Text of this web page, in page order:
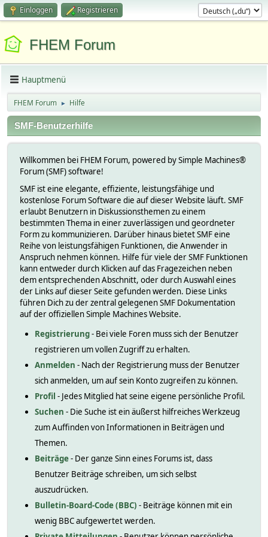
Einloggen Registrieren
FHEM Forum
Hauptmenü
FHEM Forum ► Hilfe
SMF-Benutzerhilfe
Willkommen bei FHEM Forum, powered by Simple Machines®
Forum (SMF) software!
SMF ist eine elegante, effiziente, leistungsfähige und
kostenlose Forum Software die auf dieser Website läuft. SMF
erlaubt Benutzern in Diskussionsthemen zu einem
bestimmten Thema in einer zuverlässigen und geordneter
Form zu kommunizieren. Darüber hinaus bietet SMF eine
Reihe von leistungsfähigen Funktionen, die Anwender in
Anspruch nehmen können. Hilfe für viele der SMF Funktionen
kann entweder durch Klicken auf das Fragezeichen neben
dem entsprechenden Abschnitt, oder durch Auswahl eines
der Links auf dieser Seite gefunden werden. Diese Links
führen Dich zu der zentral gelegenen SMF Dokumentation
auf der offiziellen Simple Machines Website.
Registrierung- Bei viele Foren muss sich der Benutzer
registrieren um vollen Zugriff zu erhalten.
Anmelden - Nach der Registrierung muss der Benutzer
sich anmelden, um auf sein Konto zugreifen zu können.
Profil - Jedes Mitglied hat seine eigene persönliche Profil.
Suchen - Die Suche ist ein äußerst hilfreiches Werkzeug
zum Auffinden von Informationen in Beiträgen und
Themen.
Beiträge- Der ganze Sinn eines Forums ist, dass
Benutzer Beiträge schreiben, um sich selbst
auszudrücken.
Bulletin-Board-Code (BBC) - Beiträge können mit ein
wenig BBC aufgewertet werden.